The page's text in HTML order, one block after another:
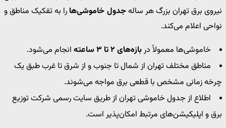
نیروی برق تهران بزرگ هر سالهجدول خاموشی‌ها را به تفکیک مناطق و
نواحی اعلام می‌کند.
خاموشی‌ها معمولاً دربازه‌های ۲ تا ۳ ساعته
انجام می‌شود.
مناطق مختلف تهران از شمال تا جنوب و از شرق تا غرب طبق یک
چرخه زمانی مشخص با قطعی برق مواجه می‌شوند.
اطلاع از جدول خاموشی تهران از طریق سایت رسمی شرکت توزیع
برق و اپلیکیشن‌های مرتبط امکان‌پذیر است.